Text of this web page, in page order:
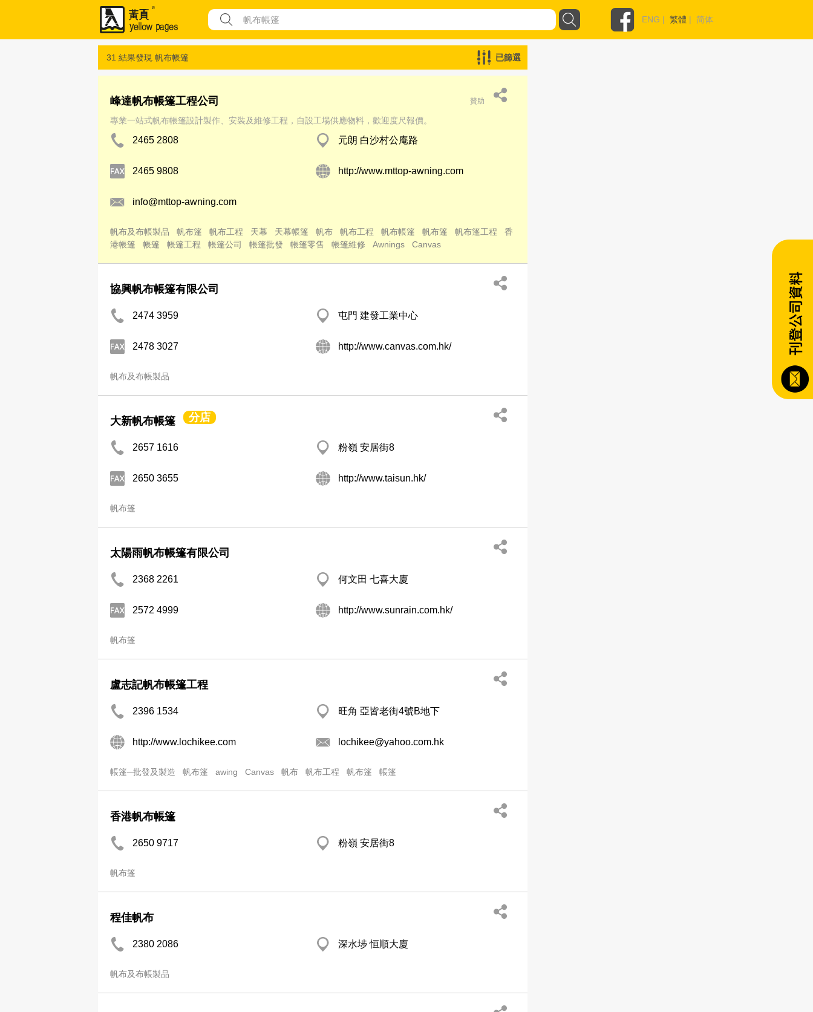
ENG | 繁體 | 简体
31 結果發現 帆布帳篷 已篩選
峰達帆布帳篷工程公司 贊助
專業一站式帆布帳篷設計製作、安裝及維修工程，自設工場供應物料，歡迎度尺報價。
2465 2808 元朗 白沙村公庵路
2465 9808 http://www.mttop-awning.com
info@mttop-awning.com
帆布及布帳製品 帆布篷 帆布工程 天幕 天幕帳篷 帆布 帆布工程 帆布帳篷 帆布篷 帆布篷工程
香
港帳篷
帳篷 帳篷工程 帳篷公司 帳篷批發 帳篷零售 帳篷維修 Awnings Canvas
協興帆布帳篷有限公司
2474 3959 屯門 建發工業中心
2478 3027 http://www.canvas.com.hk/
帆布及布帳製品
大新帆布帳篷 分店
2657 1616 粉嶺 安居街8
2650 3655 http://www.taisun.hk/
帆布篷
太陽雨帆布帳篷有限公司
2368 2261 何文田 七喜大廈
2572 4999 http://www.sunrain.com.hk/
帆布篷
盧志記帆布帳篷工程
2396 1534 旺角 亞皆老街4號B地下
http://www.lochikee.com lochikee@yahoo.com.hk
帳篷─批發及製造 帆布篷 awing Canvas 帆布 帆布工程 帆布篷 帳篷
香港帆布帳篷
2650 9717 粉嶺 安居街8
帆布篷
程佳帆布
2380 2086 深水埗 恒順大廈
帆布及布帳製品